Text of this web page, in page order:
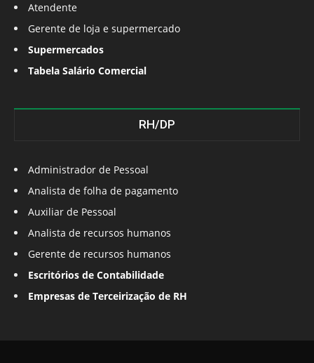
Atendente
Gerente de loja e supermercado
Supermercados
Tabela Salário Comercial
RH/DP
Administrador de Pessoal
Analista de folha de pagamento
Auxiliar de Pessoal
Analista de recursos humanos
Gerente de recursos humanos
Escritórios de Contabilidade
Empresas de Terceirização de RH